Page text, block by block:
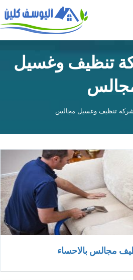
تنظيف وغسيل
تنظيف وغسيل مجالس
مجالس بالاحساء